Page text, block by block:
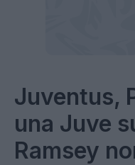
Juventus,
una Juve
Ramsey